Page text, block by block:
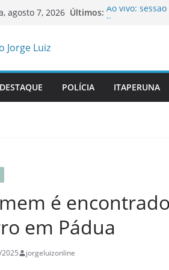
agosto 7, 2026 Últimos: Ao vivo:
inauguram
Homem é
DESTAQUE POLÍCIA ITAPERUNA
é
em Pádua
jorgeluizonline